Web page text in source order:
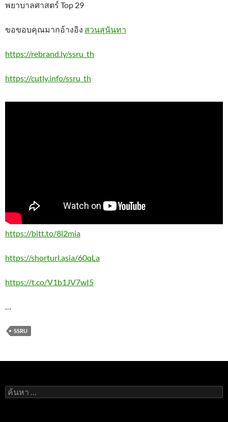
พยาบาลศาสตร์ Top 29
ขอขอบคุณมากอ้างอิง สวนสุนันทา
https://rebrand.ly/ssru_th
https://cutly.info/ssru_th
https://bitt.to/8l2mia
https://shorturl.asia/60qLa
https://t.co/V1b1JV7wI5
…
SSRU
ค้นหา
สำหรับ: